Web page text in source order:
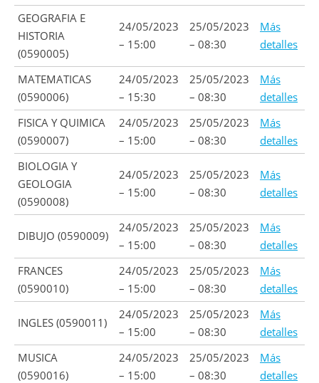
GEOGRAFIA E
HISTORIA
(0590005)
24/05/2023
– 15:00
25/05/2023
– 08:30
Más
detalles
MATEMATICAS
(0590006)
24/05/2023
– 15:30
25/05/2023
– 08:30
Más
detalles
FISICA Y QUIMICA
(0590007)
24/05/2023
– 15:00
25/05/2023
– 08:30
Más
detalles
BIOLOGIA Y
GEOLOGIA
(0590008)
24/05/2023
– 15:00
25/05/2023
– 08:30
Más
detalles
DIBUJO (0590009)
24/05/2023
– 15:00
25/05/2023
– 08:30
Más
detalles
FRANCES
(0590010)
24/05/2023
– 15:00
25/05/2023
– 08:30
Más
detalles
INGLES (0590011)
24/05/2023
– 15:00
25/05/2023
– 08:30
Más
detalles
MUSICA
(0590016)
24/05/2023
– 15:00
25/05/2023
– 08:30
Más
detalles